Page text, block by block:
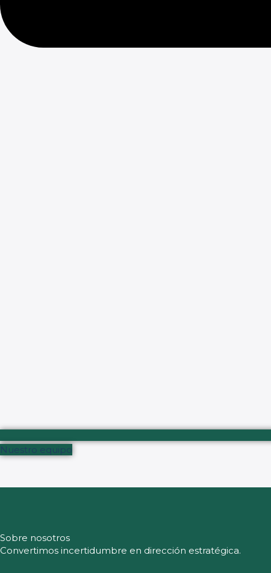
Nuestro equipo
Sobre nosotros
Convertimos incertidumbre en dirección estratégica.